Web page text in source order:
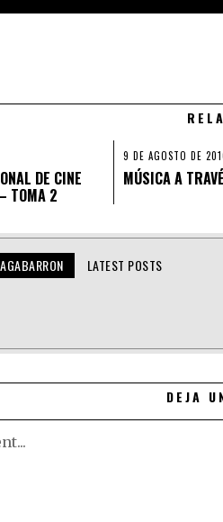
DE CINE
TOMA 2
9 DE AGOSTO DE
MÚSICA A
LATEST POSTS
DEJA